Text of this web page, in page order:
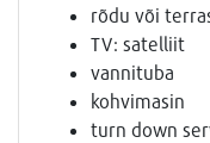
rõdu või
TV: satelliit
vannituba
kohvimasin
turn down